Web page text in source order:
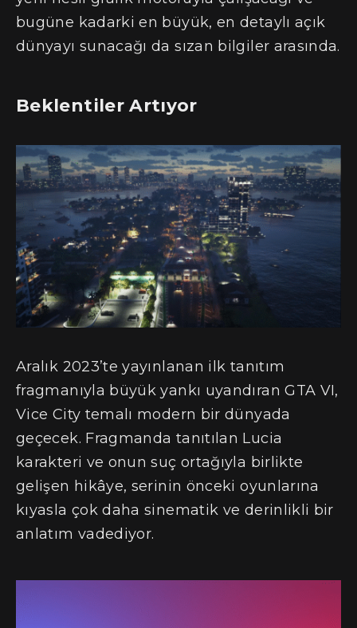
bugüne kadarki en büyük, en detaylı açık
dünyayı sunacağı da sızan bilgiler arasında.
Beklentiler Artıyor
Aralık 2023’te yayınlanan ilk tanıtım
fragmanıyla büyük yankı uyandıran GTA VI,
Vice City temalı modern bir dünyada
geçecek. Fragmanda tanıtılan Lucia
karakteri ve onun suç ortağıyla birlikte
gelişen hikâye, serinin önceki oyunlarına
kıyasla çok daha sinematik ve derinlikli bir
anlatım vadediyor.